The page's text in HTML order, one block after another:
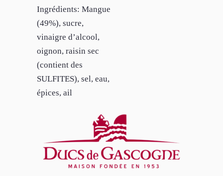
Ingrédients: Mangue
(49%), sucre,
vinaigre d’alcool,
oignon, raisin sec
(contient des
SULFITES), sel, eau,
épices, ail